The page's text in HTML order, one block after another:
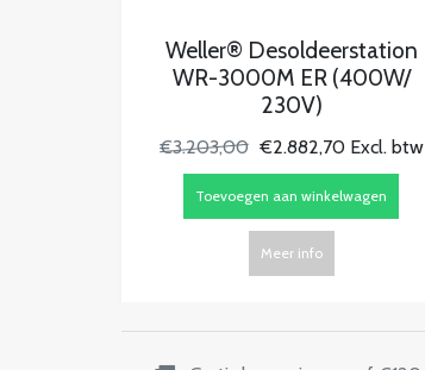
Weller® Desoldeerstation
WR-3000M ER (400W/
230V)
€3.203,00 €2.882,70 Excl. btw
Toevoegen aan winkelwagen
Meer info